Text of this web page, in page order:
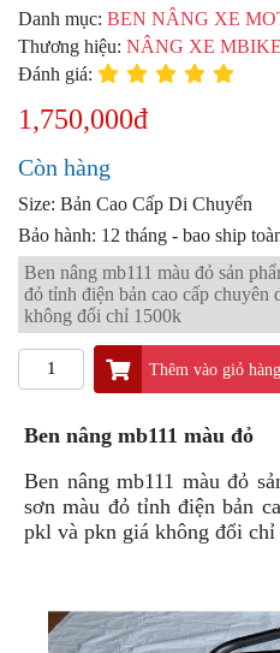
BEN
NÂNG
XE
PKL
ĐỒ
PG1
PHỤ
KIỆN
YAMAHA
PG-
1
CẢNG
ZR
ĐỒ
CHƠI
XE
PHỤ
155
Danh mục: BEN NÂNG XE
Thương hiệu: NÂNG XE
Đánh giá:
1,750,000đ
Còn hàng
Size: Bản Cao Cấp Di Chuyển
Bảo hành: 12 tháng - bao ship
Ben nâng mb111 màu đỏ sản
đỏ tỉnh điện bản cao cấp chuyên
không đổi chỉ 1500k
Thêm vào giỏ hàng
Ben nâng mb111 màu đỏ
Ben nâng mb111 màu đỏ
sơn màu đỏ tỉnh điện bản
pkl và pkn giá không đổi chỉ